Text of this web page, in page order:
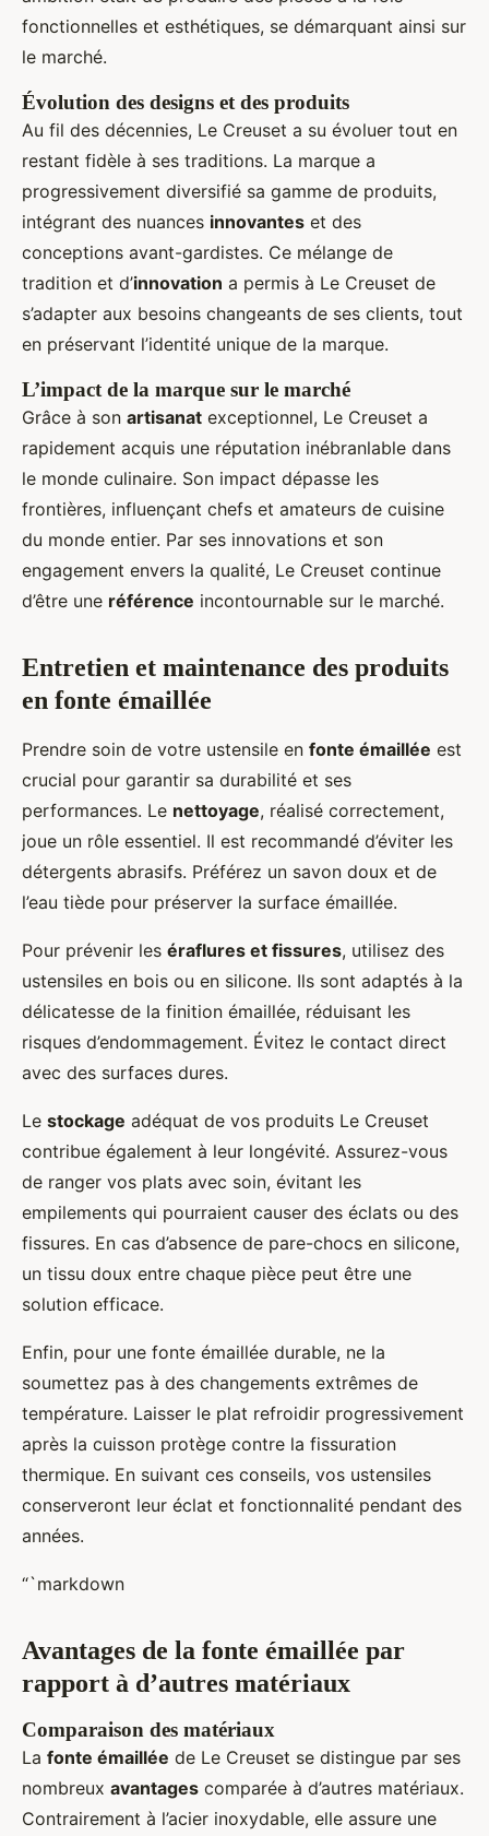
fonctionnelles et esthétiques, se démarquant ainsi sur
le marché.
Évolution des designs et des produits
Au fil des décennies, Le Creuset a su évoluer tout en
restant fidèle à ses traditions. La marque a
progressivement diversifié sa gamme de produits,
intégrant des nuances innovantes et des
conceptions avant-gardistes. Ce mélange de
tradition et d’innovation a permis à Le Creuset de
s’adapter aux besoins changeants de ses clients, tout
en préservant l’identité unique de la marque.
L’impact de la marque sur le marché
Grâce à son artisanat exceptionnel, Le Creuset a
rapidement acquis une réputation inébranlable dans
le monde culinaire. Son impact dépasse les
frontières, influençant chefs et amateurs de cuisine
du monde entier. Par ses innovations et son
engagement envers la qualité, Le Creuset continue
d’être une référence incontournable sur le marché.
Entretien et maintenance des produits
en fonte émaillée
Prendre soin de votre ustensile en fonte émaillée est
crucial pour garantir sa durabilité et ses
performances. Le nettoyage, réalisé correctement,
joue un rôle essentiel. Il est recommandé d’éviter les
détergents abrasifs. Préférez un savon doux et de
l’eau tiède pour préserver la surface émaillée.
Pour prévenir les éraflures et fissures, utilisez des
ustensiles en bois ou en silicone. Ils sont adaptés à la
délicatesse de la finition émaillée, réduisant les
risques d’endommagement. Évitez le contact direct
avec des surfaces dures.
Le stockage adéquat de vos produits Le Creuset
contribue également à leur longévité. Assurez-vous
de ranger vos plats avec soin, évitant les
empilements qui pourraient causer des éclats ou des
fissures. En cas d’absence de pare-chocs en silicone,
un tissu doux entre chaque pièce peut être une
solution efficace.
Enfin, pour une fonte émaillée durable, ne la
soumettez pas à des changements extrêmes de
température. Laisser le plat refroidir progressivement
après la cuisson protège contre la fissuration
thermique. En suivant ces conseils, vos ustensiles
conserveront leur éclat et fonctionnalité pendant des
années.
“`markdown
Avantages de la fonte émaillée par
rapport à d’autres matériaux
Comparaison des matériaux
La fonte émaillée de Le Creuset se distingue par ses
nombreux avantages comparée à d’autres matériaux.
Contrairement à l’acier inoxydable, elle assure une